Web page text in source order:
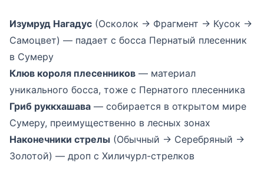
Изумруд Нагадус (Осколок → Фрагмент → Кусок →
Самоцвет) — падает с босса Пернатый плесенник
в Сумеру
Клюв короля плесенников — материал
уникального босса, тоже с Пернатого плесенника
Гриб руккхашава — собирается в открытом мире
Сумеру, преимущественно в лесных зонах
Наконечники стрелы (Обычный → Серебряный →
Золотой) — дроп с Хиличурл-стрелков